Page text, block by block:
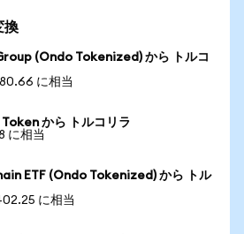
換
(Ondo Tokenized) から トルコ
に相当
から トルコリラ
に相当
ETF (Ondo Tokenized) から トル
に相当